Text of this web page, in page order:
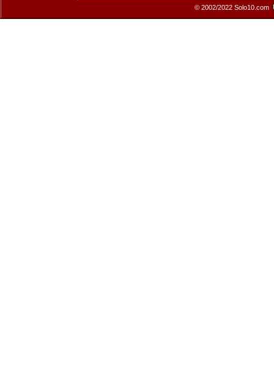
© 2002/2022 Solo10.com